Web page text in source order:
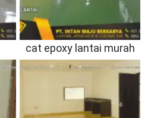
cat epoxy lantai murah